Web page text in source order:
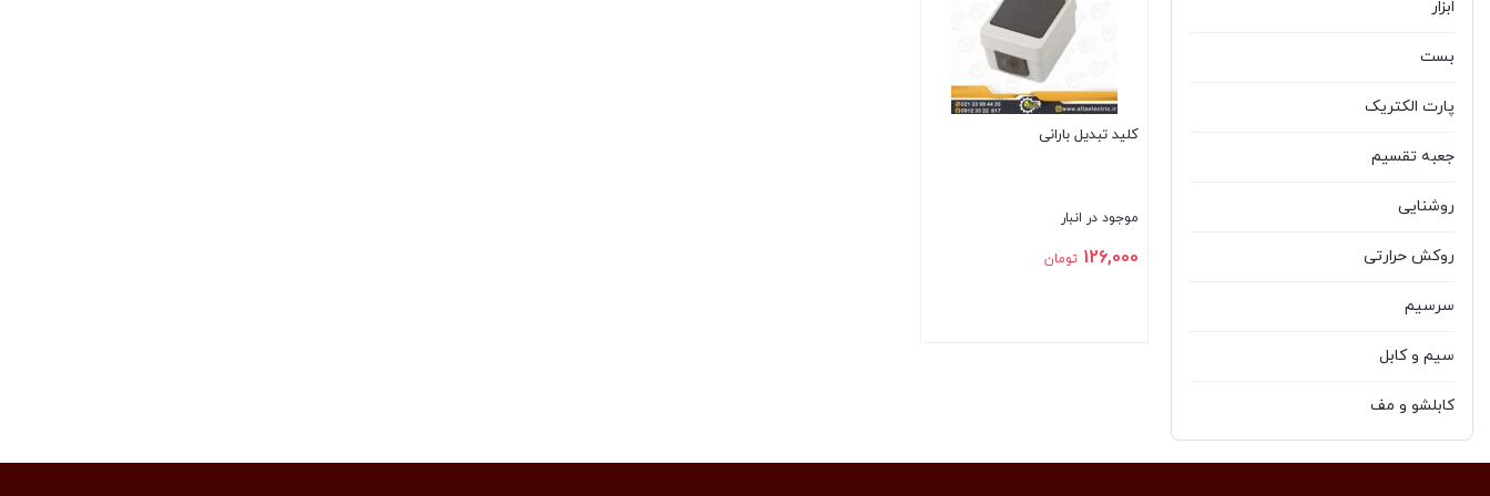
ابزار
بست
پارت الکتریک
جعبه تقسیم
روشنایی
روکش حرارتی
سرسیم
سیم و کابل
کابلشو و مف
کلید تبدیل بارانی
موجود در انبار
126,000 تومان